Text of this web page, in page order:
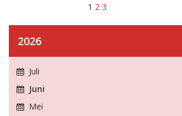
1 2 3
2026
Juli
Juni
Mei